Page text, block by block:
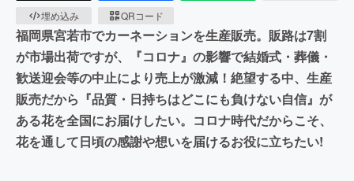
埋め込み
QRコード
福岡県宮若市でカーネーションを生産販売。販路は7割
が市場出荷ですが、『コロナ』の影響で結婚式・葬儀・
歓送迎会等の中止により売上が激減！絶望する中、生産
販売だから『品質・日持ちはどこにも負けない自信』が
ある花を全国にお届けしたい。コロナ時代だからこそ、
花を通して日頃の感謝や想いを届けるお役に立ちたい!